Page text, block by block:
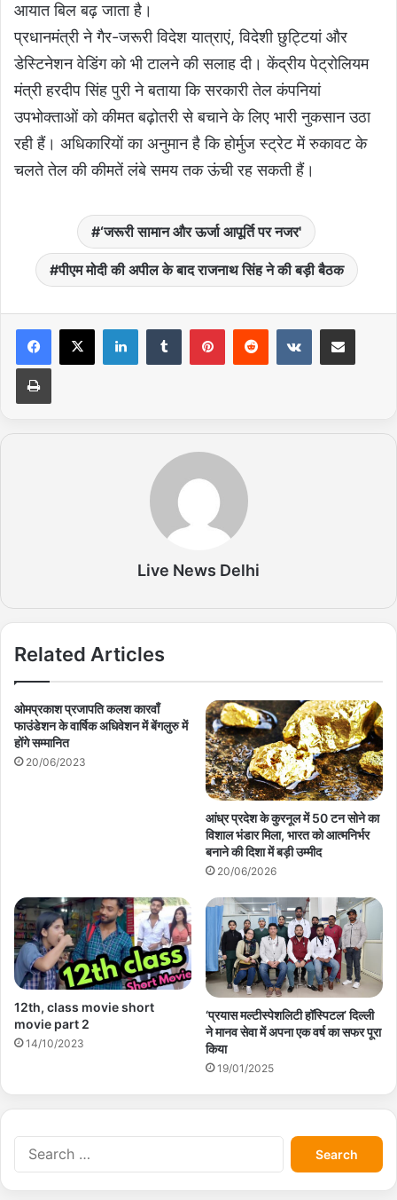
आयात बिल बढ़ जाता है।
प्रधानमंत्री ने गैर-जरूरी विदेश यात्राएं, विदेशी छुट्टियां और
डेस्टिनेशन वेडिंग को भी टालने की सलाह दी। केंद्रीय पेट्रोलियम
मंत्री हरदीप सिंह पुरी ने बताया कि सरकारी तेल कंपनियां
उपभोक्ताओं को कीमत बढ़ोतरी से बचाने के लिए भारी नुकसान उठा
रही हैं। अधिकारियों का अनुमान है कि होर्मुज स्ट्रेट में रुकावट के
चलते तेल की कीमतें लंबे समय तक ऊंची रह सकती हैं।
‘जरूरी सामान और ऊर्जा आपूर्ति पर नजर'
पीएम मोदी की अपील के बाद राजनाथ सिंह ने की बड़ी बैठक
Live News Delhi
Related Articles
ओमप्रकाश प्रजापति कलश कारवाँ
फाउंडेशन के वार्षिक अधिवेशन में बेंगलुरु में
होंगे सम्मानित
20/06/2023
आंध्र प्रदेश के कुरनूल में 50 टन सोने का
विशाल भंडार मिला, भारत को आत्मनिर्भर
बनाने की दिशा में बड़ी उम्मीद
20/06/2026
12th, class movie short
movie part 2
14/10/2023
‘प्रयास मल्टीस्पेशलिटी हॉस्पिटल’ दिल्ली
ने मानव सेवा में अपना एक वर्ष का सफर पूरा
किया
19/01/2025
S
e
a